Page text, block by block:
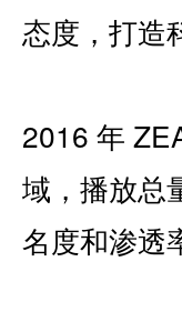
态度，打造
2016 年
域，播放总
名度和渗透